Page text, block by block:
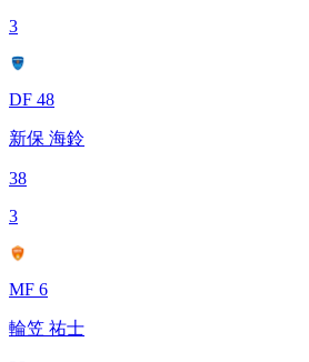
3
DF 48
新保 海鈴
38
3
MF 6
輪笠 祐士